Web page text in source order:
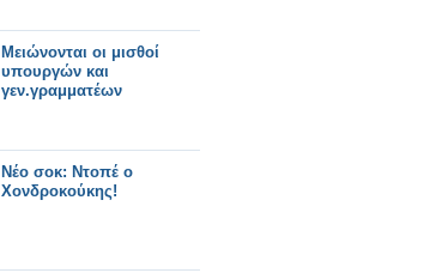
Μειώνονται οι μισθοί
υπουργών και
γεν.γραμματέων
Νέο σοκ: Ντοπέ ο
Χονδροκούκης!